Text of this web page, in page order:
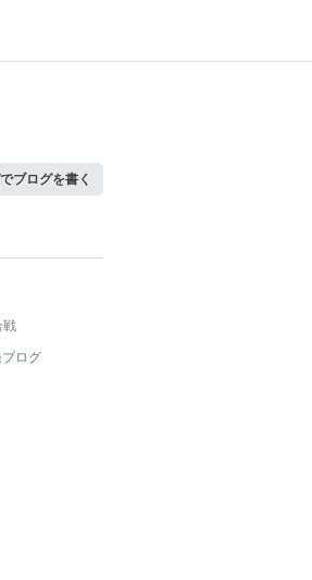
ブログを書く
戦
ブログ